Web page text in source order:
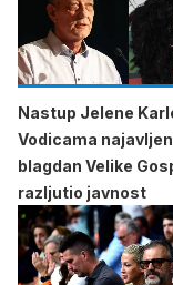
Nastup Jelene
Vodicama
blagdan Velike
razljutio javnost